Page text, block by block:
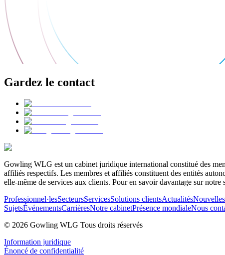
Gardez le contact
Gowling WLG est un cabinet juridique international constitué des
affiliés respectifs. Les membres et affiliés constituent des entités
elle-même de services aux clients. Pour en savoir davantage sur notre
Professionnel·lesSecteursServicesSolutions clientsActualitésNouvelles
SujetsÉvénementsCarrièresNotre cabinetPrésence mondialeNous
© 2026 Gowling WLG Tous droits réservés
Information juridique
Énoncé de confidentialité